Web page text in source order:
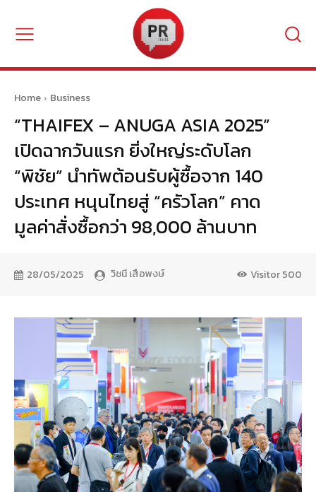
Home Business
“THAIFEX – ANUGA ASIA 2025”
เปิดฉากวันแรก ยิ่งใหญ่ระดับโลก
“พิชัย” นำทัพต้อนรับผู้ซื้อจาก 140
ประเทศ หนุนไทยสู่ “ครัวโลก” คาด
มูลค่าสั่งซื้อกว่า 98,000 ล้านบาท
28/05/2025 วิชนี เสือพงษ์ Visitor500